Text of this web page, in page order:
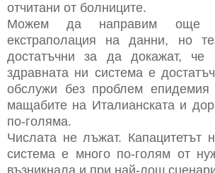
отчитани от болниците.
Можем да направим още
екстраполация на данни, но
достатъчни за да докажат, че
здравната ни система е
обслужи без проблем
мащабите на Италианската и
по-голяма.
Числата не лъжат. Капацитетът
система е много по-голям от